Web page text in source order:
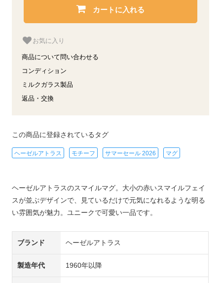
カートに入れる
お気に入り
商品について問い合わせる
コンディション
ミルクガラス製品
返品・交換
この商品に登録されているタグ
ヘーゼルアトラス モチーフ サマーセール 2026 マグ
ヘーゼルアトラスのスマイルマグ。大小の赤いスマイルフェイ
スが並ぶデザインで、見ているだけで元気になれるような明る
い雰囲気が魅力。ユニークで可愛い一品です。
ブランド ヘーゼルアトラス
製造年代 1960年以降